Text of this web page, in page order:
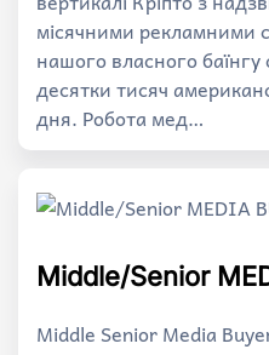
місячними рекламними
нашого власного
десятки тисяч
дня. Робота мед…
Middle/Senior
Middle Senior Media